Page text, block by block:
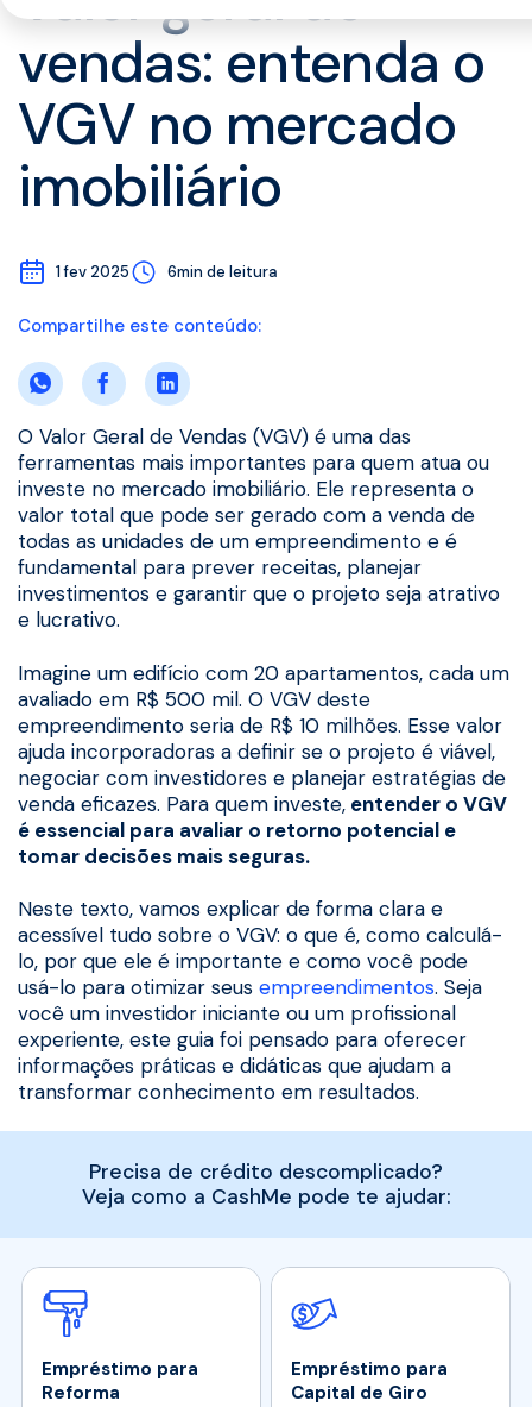
vendas: entenda o
VGV no mercado
imobiliário
1 fev 2025 6min de leitura
O Valor Geral de Vendas (VGV) é uma das
ferramentas mais importantes para quem atua ou
investe no mercado imobiliário. Ele representa o
valor total que pode ser gerado com a venda de
todas as unidades de um empreendimento e é
fundamental para prever receitas, planejar
investimentos e garantir que o projeto seja atrativo
e lucrativo.
Imagine um edifício com 20 apartamentos, cada um
avaliado em R$ 500 mil. O VGV deste
empreendimento seria de R$ 10 milhões. Esse valor
ajuda incorporadoras a definir se o projeto é viável,
negociar com investidores e planejar estratégias de
venda eficazes. Para quem investe, entender o VGV
é essencial para avaliar o retorno potencial e
tomar decisões mais seguras.
Neste texto, vamos explicar de forma clara e
acessível tudo sobre o VGV: o que é, como calculá-
lo, por que ele é importante e como você pode
usá-lo para otimizar seus empreendimentos. Seja
você um investidor iniciante ou um profissional
experiente, este guia foi pensado para oferecer
informações práticas e didáticas que ajudam a
transformar conhecimento em resultados.
Precisa de crédito descomplicado?
Veja como a CashMe pode te ajudar:
Empréstimo para
Reforma
Empréstimo para
Capital de Giro
Compartilhe este conteúdo: